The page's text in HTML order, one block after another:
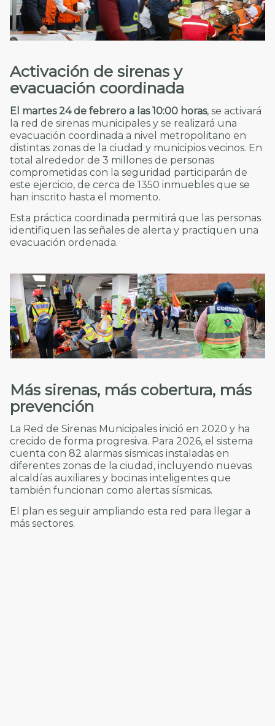
Activación de sirenas y
evacuación coordinada
El martes 24 de febrero a las 10:00 horas, se activará
la red de sirenas municipales y se realizará una
evacuación coordinada a nivel metropolitano en
distintas zonas de la ciudad y municipios vecinos. En
total alrededor de 3 millones de personas
comprometidas con la seguridad participarán de
este ejercicio, de cerca de 1350 inmuebles que se
han inscrito hasta el momento.
Esta práctica coordinada permitirá que las personas
identifiquen las señales de alerta y practiquen una
evacuación ordenada.
Más sirenas, más cobertura, más
prevención
La Red de Sirenas Municipales inició en 2020 y ha
crecido de forma progresiva. Para 2026, el sistema
cuenta con 82 alarmas sísmicas instaladas en
diferentes zonas de la ciudad, incluyendo nuevas
alcaldías auxiliares y bocinas inteligentes que
también funcionan como alertas sísmicas.
El plan es seguir ampliando esta red para llegar a
más sectores.